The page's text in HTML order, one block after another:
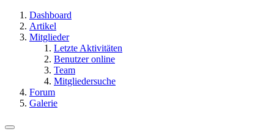
Dashboard
Artikel
Mitglieder
Letzte Aktivitäten
Benutzer online
Team
Mitgliedersuche
Forum
Galerie